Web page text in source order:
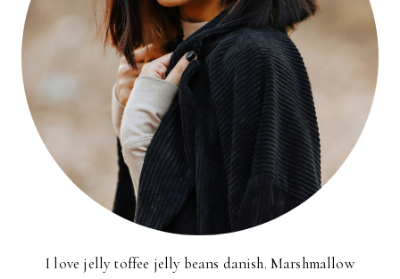
I love jelly toffee jelly beans danish. Marshmallow